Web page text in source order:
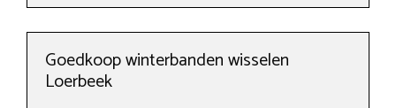
Goedkoop winterbanden wisselen
Loerbeek